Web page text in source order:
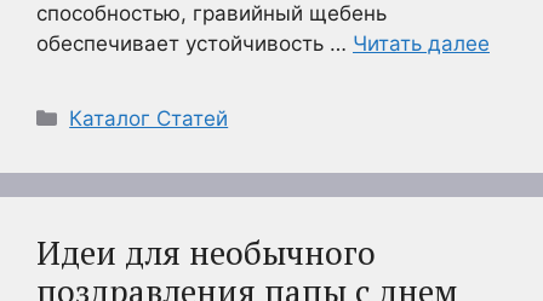
способностью, гравийный щебень
обеспечивает устойчивость … Читать далее
Рубрики
Каталог Статей
Идеи для необычного
поздравления папы с днем